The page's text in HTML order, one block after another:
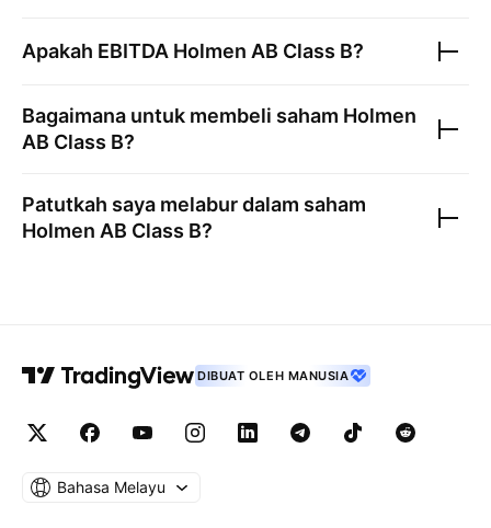
Apakah EBITDA Holmen AB Class B?
Bagaimana untuk membeli saham Holmen
AB Class B?
Patutkah saya melabur dalam saham
Holmen AB Class B?
DIBUAT OLEH MANUSIA
Bahasa Melayu